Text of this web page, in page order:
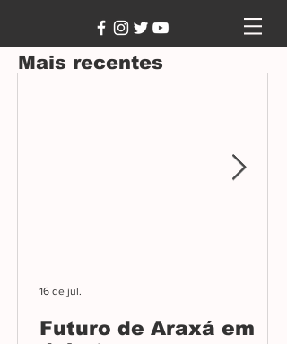
Mais recentes
Futuro de Araxá em
16 de jul.